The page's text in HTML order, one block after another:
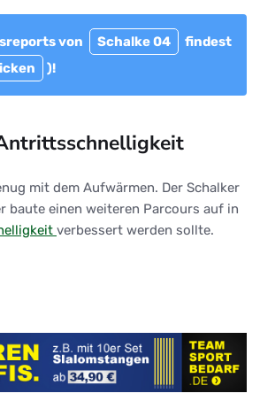
von Schalke 04
findest
)!
mit dem Aufwärmen. Der Schalker
baute einen weiteren Parcours auf in
verbessert werden sollte.